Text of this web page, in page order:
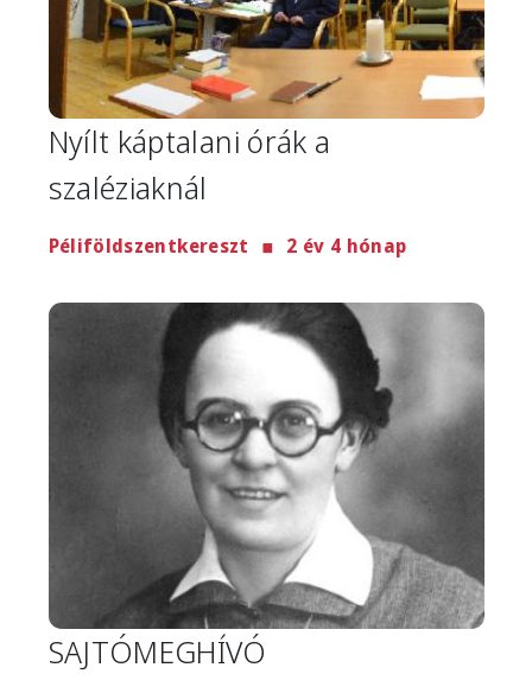
Nyílt káptalani órák a
szaléziaknál
Péliföldszentkereszt 2 év 4 hónap
Image
SAJTÓMEGHÍVÓ